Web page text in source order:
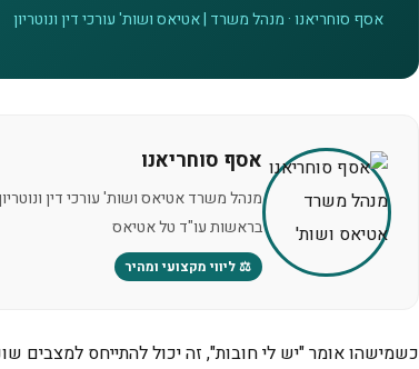
אסף סוחריאנו · מנהל משרד | אטיאס ושות' עורכי דין ונוטריון
אסף סוחריאנו
מנהל משרד אטיאס ושות' עורכי דין
בראשות עו"ד טל אטיאס
⚖️ ליווי מקצועי ומהיר
כשמישהו אומר "יש לי חובות", זה יכול להתייחס למצבים